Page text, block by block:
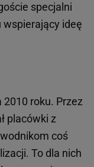
specjalni
ideę
2010 roku. Przez
placówki z
coś
To dla nich